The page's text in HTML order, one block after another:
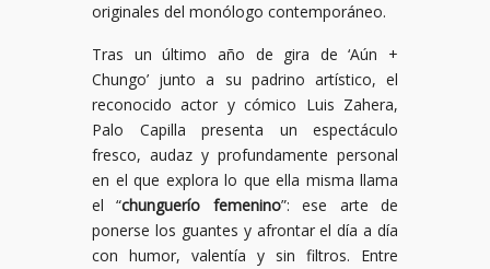
originales del monólogo contemporáneo.
Tras un último año de gira de ‘Aún +
Chungo’ junto a su padrino artístico, el
reconocido actor y cómico Luis Zahera,
Palo Capilla presenta un espectáculo
fresco, audaz y profundamente personal
en el que explora lo que ella misma llama
el “chunguerío femenino”: ese arte de
ponerse los guantes y afrontar el día a día
con humor, valentía y sin filtros. Entre